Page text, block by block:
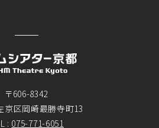
〒606-8342
京区岡崎最勝寺町13
: 075-771-6051